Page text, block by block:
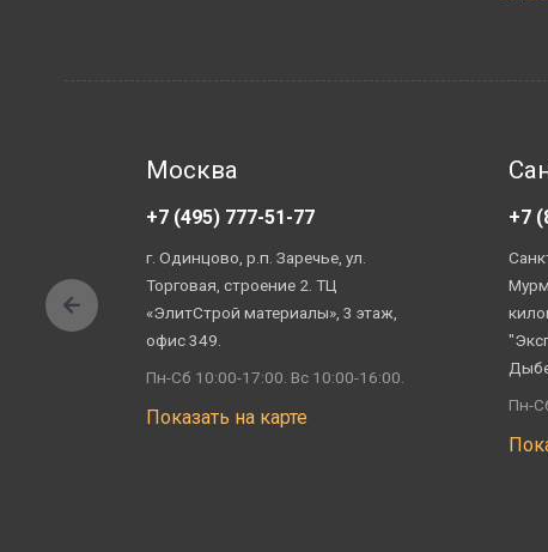
Москва
+7 (495) 777-51-77
г. Одинцово, р.п. Заречье, ул.
Торговая, строение 2. ТЦ
«ЭлитСтрой материалы», 3 этаж,
офис 349.
Пн-Сб 10:00-17:00. Вс 10:00-16:00.
Показать на карте
+7
Пн-